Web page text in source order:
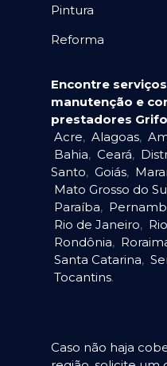
Pintura
Reforma
Encontre
manutenção e
prestadores
Acre, Alagoas,
Bahia, Ceará,
Santo, Goiás,
Mato Grosso do
Paraíba,
Rio de Janeiro,
Rondônia,
Santa Catarina,
Tocantins.
Caso não haja